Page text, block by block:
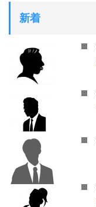
新着